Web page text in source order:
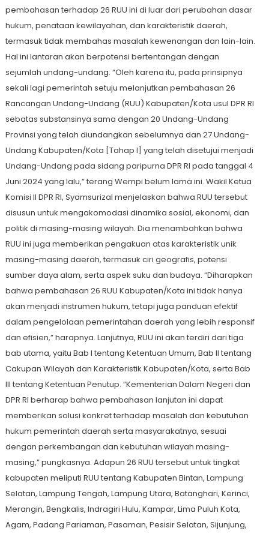
pembahasan terhadap 26 RUU ini di luar dari perubahan dasar
hukum, penataan kewilayahan, dan karakteristik daerah,
termasuk tidak membahas masalah kewenangan dan lain-lain.
Hal ini lantaran akan berpotensi bertentangan dengan
sejumlah undang-undang. “Oleh karena itu, pada prinsipnya
sekali lagi pemerintah setuju melanjutkan pembahasan 26
Rancangan Undang-Undang (RUU) Kabupaten/Kota usul DPR RI
sebatas substansinya sama dengan 20 Undang-Undang
Provinsi yang telah diundangkan sebelumnya dan 27 Undang-
Undang Kabupaten/Kota [Tahap I] yang telah disetujui menjadi
Undang-Undang pada sidang paripurna DPR RI pada tanggal 4
Juni 2024 yang lalu,” terang Wempi belum lama ini. Wakil Ketua
Komisi II DPR RI, Syamsurizal menjelaskan bahwa RUU tersebut
disusun untuk mengakomodasi dinamika sosial, ekonomi, dan
politik di masing-masing wilayah. Dia menambahkan bahwa
RUU ini juga memberikan pengakuan atas karakteristik unik
masing-masing daerah, termasuk ciri geografis, potensi
sumber daya alam, serta aspek suku dan budaya. “Diharapkan
bahwa pembahasan 26 RUU Kabupaten/Kota ini tidak hanya
akan menjadi instrumen hukum, tetapi juga panduan efektif
dalam pengelolaan pemerintahan daerah yang lebih responsif
dan efisien,” harapnya. Lanjutnya, RUU ini akan terdiri dari tiga
bab utama, yaitu Bab I tentang Ketentuan Umum, Bab II tentang
Cakupan Wilayah dan Karakteristik Kabupaten/Kota, serta Bab
III tentang Ketentuan Penutup. “Kementerian Dalam Negeri dan
DPR RI berharap bahwa pembahasan lanjutan ini dapat
memberikan solusi konkret terhadap masalah dan kebutuhan
hukum pemerintah daerah serta masyarakatnya, sesuai
dengan perkembangan dan kebutuhan wilayah masing-
masing,” pungkasnya. Adapun 26 RUU tersebut untuk tingkat
kabupaten meliputi RUU tentang Kabupaten Bintan, Lampung
Selatan, Lampung Tengah, Lampung Utara, Batanghari, Kerinci,
Merangin, Bengkalis, Indragiri Hulu, Kampar, Lima Puluh Kota,
Agam, Padang Pariaman, Pasaman, Pesisir Selatan, Sijunjung,